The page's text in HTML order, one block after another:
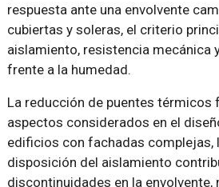
respuesta ante una envolvente
cubiertas y soleras, el criterio
aislamiento, resistencia mecánica
frente a la humedad.
La reducción de puentes térmicos
aspectos considerados en el
edificios con fachadas complejas,
disposición del aislamiento
discontinuidades en la